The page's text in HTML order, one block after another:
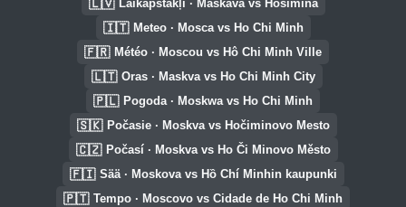
🇱🇻 Laikapstākļi · Maskava vs Hošimina
🇮🇹 Meteo · Mosca vs Ho Chi Minh
🇫🇷 Météo · Moscou vs Hô Chi Minh Ville
🇱🇹 Oras · Maskva vs Ho Chi Minh City
🇵🇱 Pogoda · Moskwa vs Ho Chi Minh
🇸🇰 Počasie · Moskva vs Hočiminovo Mesto
🇨🇿 Počasí · Moskva vs Ho Či Minovo Město
🇫🇮 Sää · Moskova vs Hồ Chí Minhin kaupunki
🇵🇹 Tempo · Moscovo vs Cidade de Ho Chi Minh